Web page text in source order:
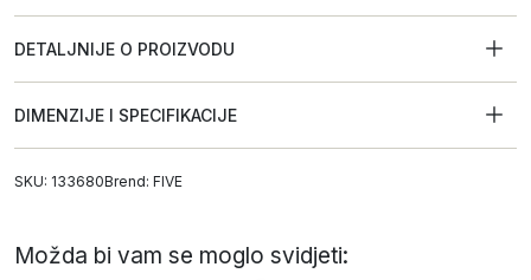
DETALJNIJE O PROIZVODU
DIMENZIJE I SPECIFIKACIJE
SKU: 133680Brend: FIVE
Možda bi vam se moglo svidjeti: